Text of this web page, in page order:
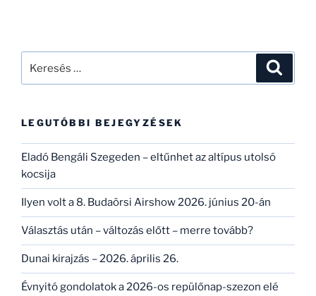
LEGUTÓBBI BEJEGYZÉSEK
Eladó Bengáli Szegeden – eltűnhet az altípus utolsó
kocsija
Ilyen volt a 8. Budaörsi Airshow 2026. június 20-án
Választás után – változás előtt – merre tovább?
Dunai kirajzás – 2026. április 26.
Évnyitó gondolatok a 2026-os repülőnap-szezon elé